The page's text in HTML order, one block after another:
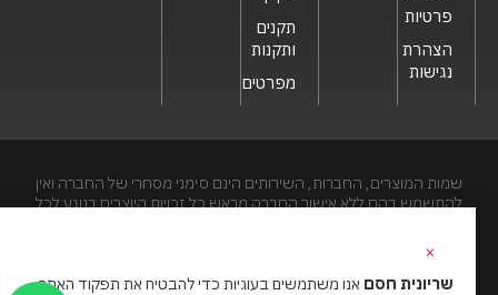
פרטיות
הצהרת
נגישות
תקנים
ותקנות
מפרטים
שמות המוצרים, החברות, השירותים הינם סימני מסחרי של החברה ואין
להתשמש בהם ללא אישור החברה מראש.כל זכויות היוצרים בנוגע לכל
×
שריונית חסם אנו משתמשים בעוגיות כדי להבטיח את תפקוד האתר